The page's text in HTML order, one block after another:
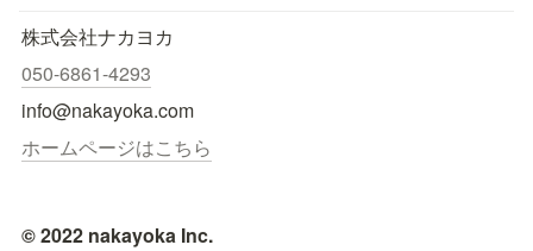
株式会社ナカヨカ
050-6861-4293
info@nakayoka.com
ホームページはこちら
© 2022 nakayoka Inc.